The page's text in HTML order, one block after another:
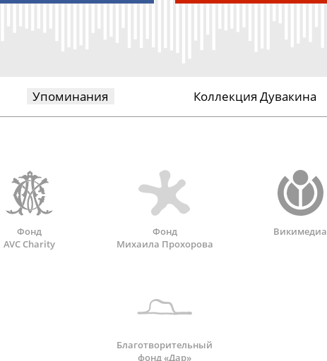
Упоминания Коллекция Дувакина
Фонд
AVC Charity
Фонд
Михаила Прохорова
Викимедиа
Благотворительный
фонд «Дар»